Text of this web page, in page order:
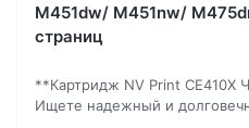
M451dw/ M451nw/
страниц
**Картридж NV Print CE410X
Ищете надежный и